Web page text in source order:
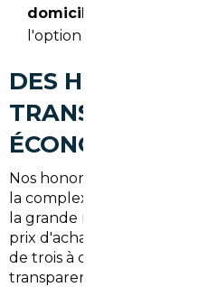
domicile à Draveil
l'option choisie.
DES HONORAIRES
TRANSPARENTS,
ÉCONOMIE NETTE
Nos honoraires démarrent à
la complexité du dossier et
la grande majorité des cas,
prix d'achat dépasse
de trois à cinq fois. Nous
transparence : vous